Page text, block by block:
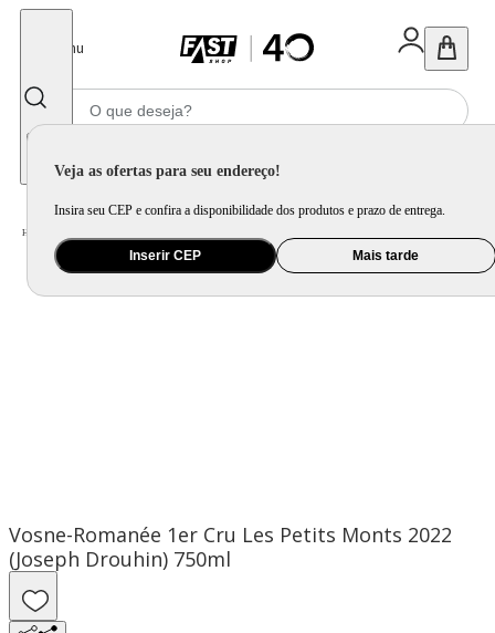
Menu
Veja as ofertas para seu endereço!
Insira seu CEP e confira a disponibilidade dos produtos e prazo de entrega.
Inserir CEP Mais tarde
Home
Vosne-Romanée 1er Cru Les Petits Monts 2022
(Joseph Drouhin) 750ml